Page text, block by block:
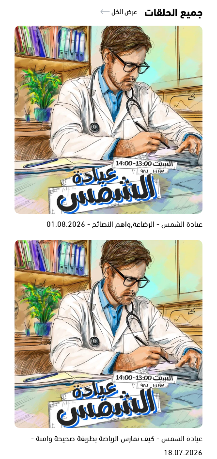
جميع الحلقات عرض الكل
عيادة الشمس - الرضاعة,واهم النصائح - 01.08.2026
عيادة الشمس - كيف نمارس الرياضة بطريقة صحيحة وامنة -
18.07.2026